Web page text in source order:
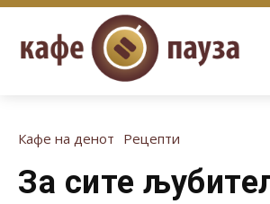
Кафе на денот Рецепти
За сите